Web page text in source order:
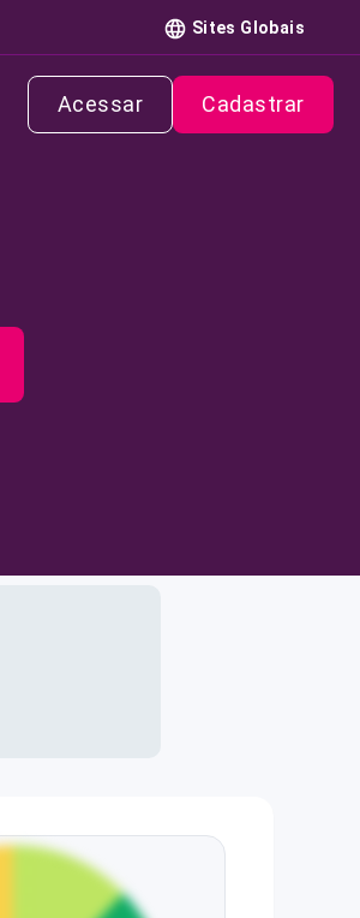
Sites Globais
Acessar Cadastrar